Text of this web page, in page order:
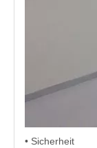
• Sicherheit